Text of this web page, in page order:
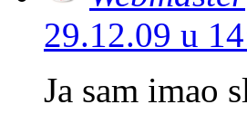
29.12.09 u
Ja sam imao